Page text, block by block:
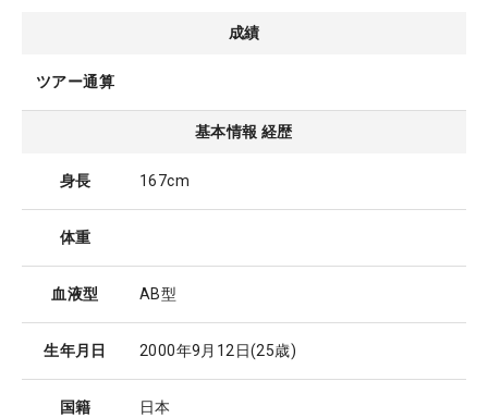
成績
ツアー通算
基本情報 経歴
身長 167cm
体重
血液型 AB型
生年月日 2000年9月12日(25歳)
国籍 日本